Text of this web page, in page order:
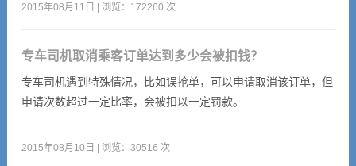
2015年08月11日 | 浏览：172260 次
专车司机取消乘客订单达到多少会被扣钱？
专车司机遇到特殊情况，比如误抢单，可以申请取消该订单，但
申请次数超过一定比率，会被扣以一定罚款。
2015年08月10日 | 浏览：30516 次